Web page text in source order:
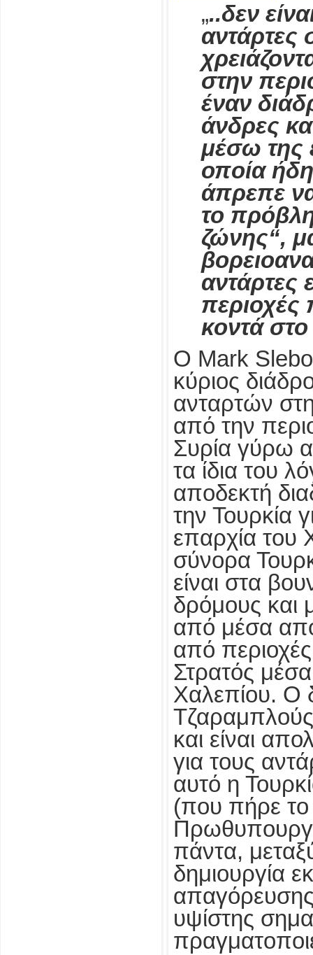
„..δεν
αντάρτες
στην
έναν
άνδρες
μέσω της
οποία ήδη
άπρεπε
το
ζώνης“,
αντάρτες
περιοχές
κοντά
Ο Mark
κύριος
ανταρτών
από την
Συρία γύρω
τα ίδια του
αποδεκτή
την Τουρκία
επαρχία του
σύνορα
είναι στα
δρόμους και
από μέσα
από
Στρατός
Χαλεπίου. Ο
και είναι
για τους
αυτό η
(που πήρε το
πάντα,
δημιουργία
υψίστης